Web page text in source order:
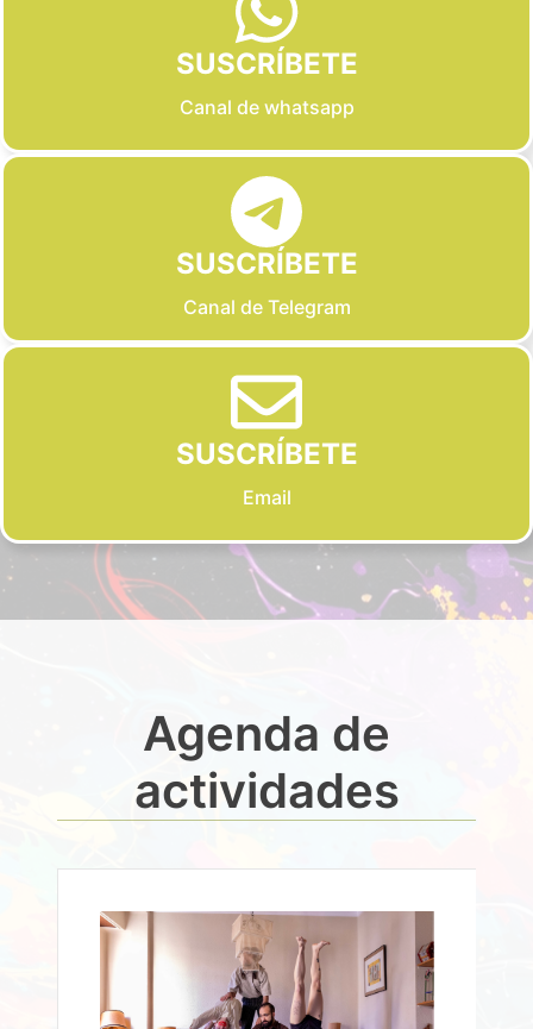
SUSCRÍBETE
Canal de whatsapp
SUSCRÍBETE
Canal de Telegram
SUSCRÍBETE
Email
Agenda de
actividades